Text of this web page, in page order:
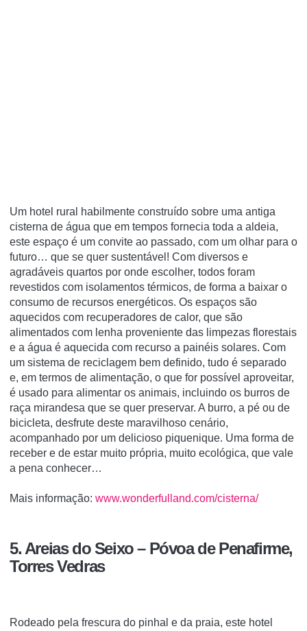
Um hotel rural habilmente construído sobre uma antiga
cisterna de água que em tempos fornecia toda a aldeia,
este espaço é um convite ao passado, com um olhar para o
futuro… que se quer sustentável! Com diversos e
agradáveis quartos por onde escolher, todos foram
revestidos com isolamentos térmicos, de forma a baixar o
consumo de recursos energéticos. Os espaços são
aquecidos com recuperadores de calor, que são
alimentados com lenha proveniente das limpezas florestais
e a água é aquecida com recurso a painéis solares. Com
um sistema de reciclagem bem definido, tudo é separado
e, em termos de alimentação, o que for possível aproveitar,
é usado para alimentar os animais, incluindo os burros de
raça mirandesa que se quer preservar. A burro, a pé ou de
bicicleta, desfrute deste maravilhoso cenário,
acompanhado por um delicioso piquenique. Uma forma de
receber e de estar muito própria, muito ecológica, que vale
a pena conhecer…
Mais informação: www.wonderfulland.com/cisterna/
5. Areias do Seixo – Póvoa de Penafirme,
Torres Vedras
Rodeado pela frescura do pinhal e da praia, este hotel